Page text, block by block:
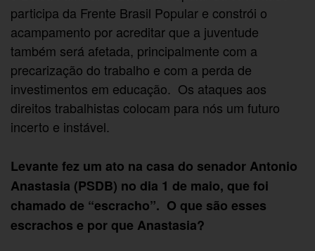
participa da Frente Brasil Popular e constrói o
acampamento por acreditar que a juventude
também será afetada, principalmente com a
precarização do trabalho e com a perda de
investimentos em educação. Os ataques aos
direitos trabalhistas colocam para nós um futuro
incerto e instável.
Levante fez um ato na casa do senador Antonio
Anastasia (PSDB) no dia 1 de maio, que foi
chamado de “escracho”. O que são esses
escrachos e por que Anastasia?